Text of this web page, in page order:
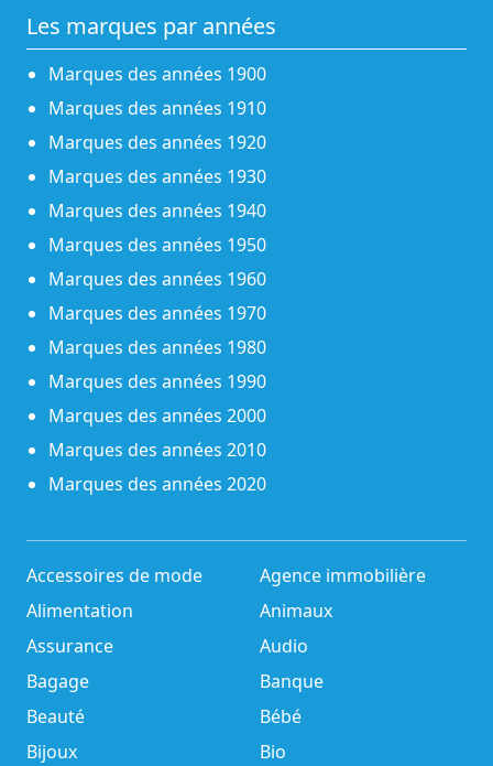
Les marques par années
Marques des années 1900
Marques des années 1910
Marques des années 1920
Marques des années 1930
Marques des années 1940
Marques des années 1950
Marques des années 1960
Marques des années 1970
Marques des années 1980
Marques des années 1990
Marques des années 2000
Marques des années 2010
Marques des années 2020
Accessoires de mode
Agence immobilière
Alimentation
Animaux
Assurance
Audio
Bagage
Banque
Beauté
Bébé
Bijoux
Bio